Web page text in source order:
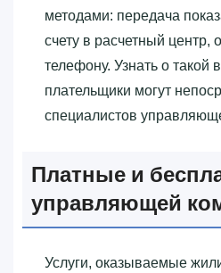
методами: передача
счету в расчетный центр,
телефону. Узнать о такой
плательщики могут
специалистов
Платные и
управляющей
Услуги, оказываемые